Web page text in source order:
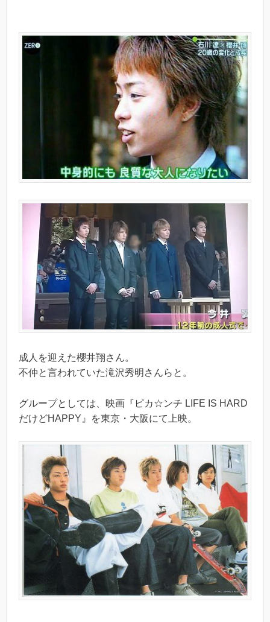
成人を迎えた櫻井翔さん。
不仲と言われていた滝沢秀明さんらと。
グループとしては、映画『ピカ☆ンチ LIFE IS HARD
だけどHAPPY』を東京・大阪にて上映。